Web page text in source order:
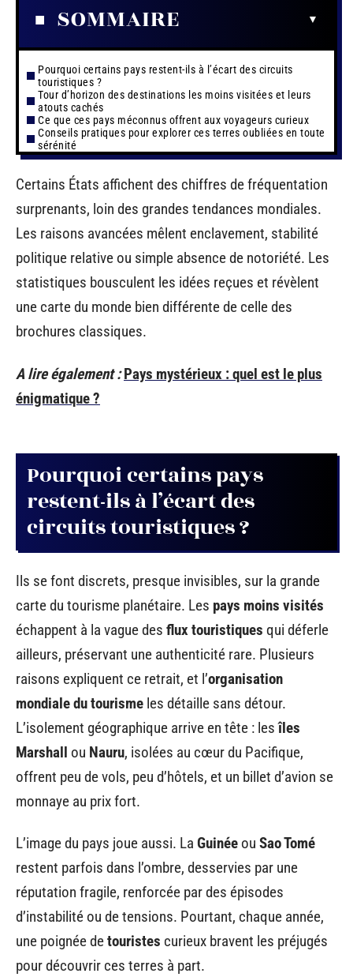
SOMMAIRE
Pourquoi certains pays restent-ils à l’écart des circuits
touristiques ?
Tour d’horizon des destinations les moins visitées et leurs
atouts cachés
Ce que ces pays méconnus offrent aux voyageurs curieux
Conseils pratiques pour explorer ces terres oubliées en toute
sérénité
Certains États affichent des chiffres de fréquentation
surprenants, loin des grandes tendances mondiales.
Les raisons avancées mêlent enclavement, stabilité
politique relative ou simple absence de notoriété. Les
statistiques bousculent les idées reçues et révèlent
une carte du monde bien différente de celle des
brochures classiques.
A lire également : Pays mystérieux : quel est le plus
énigmatique ?
Pourquoi certains pays
restent-ils à l’écart des
circuits touristiques ?
Ils se font discrets, presque invisibles, sur la grande
carte du tourisme planétaire. Les pays moins visités
échappent à la vague des flux touristiques qui déferle
ailleurs, préservant une authenticité rare. Plusieurs
raisons expliquent ce retrait, et l’organisation
mondiale du tourisme les détaille sans détour.
L’isolement géographique arrive en tête : lesîles
Marshall ou Nauru, isolées au cœur du Pacifique,
offrent peu de vols, peu d’hôtels, et un billet d’avion se
monnaye au prix fort.
L’image du pays joue aussi. La Guinée ou Sao Tomé
restent parfois dans l’ombre, desservies par une
réputation fragile, renforcée par des épisodes
d’instabilité ou de tensions. Pourtant, chaque année,
une poignée detouristes curieux bravent les préjugés
pour découvrir ces terres à part.